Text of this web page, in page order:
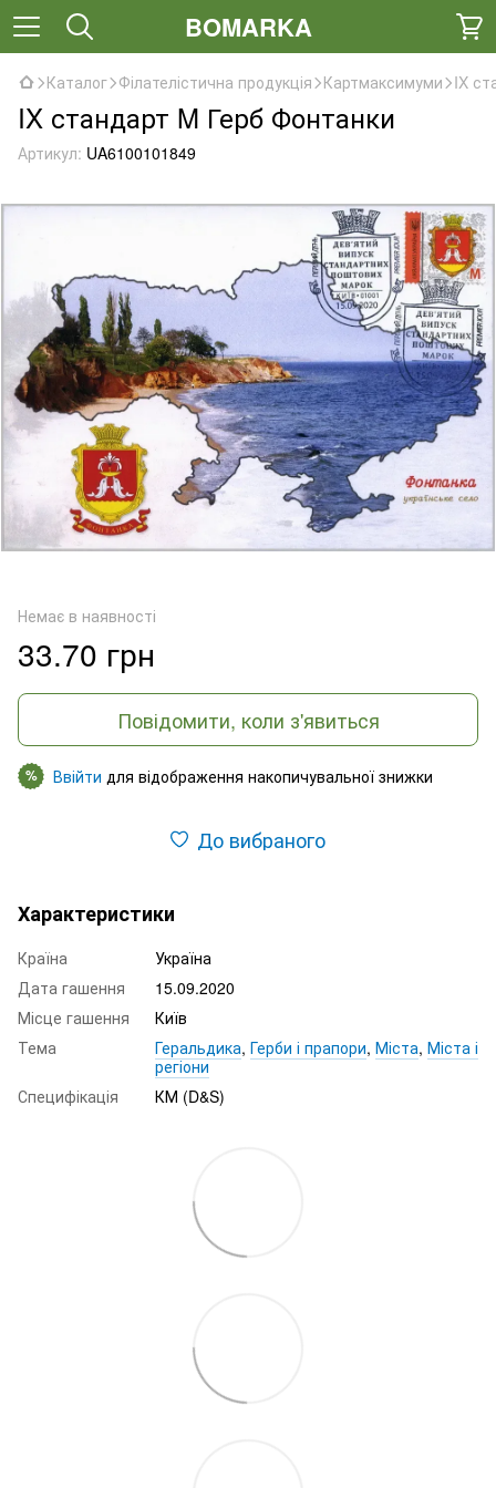
BOMARKA
Каталог Філателістична продукція Картмаксимуми IX
IX стандарт M Герб Фонтанки
Артикул: UA6100101849
Немає в наявності
33.70 грн
Повідомити, коли з'явиться
% Ввійти для відображення накопичувальної знижки
До вибраного
Характеристики
Країна
Україна
Дата гашення
15.09.2020
Місце гашення
Київ
Тема
Геральдика, Герби і прапори, Міста, Міста і
регіони
Специфікація
КМ (D&S)